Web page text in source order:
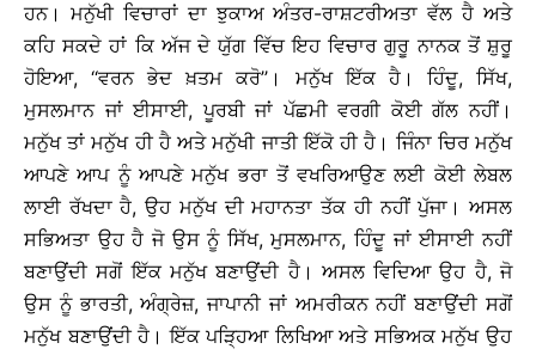
ਹਨ। ਮਨੁੱਖੀ ਵਿਚਾਰਾਂ ਦਾ ਝੁਕਾਅ ਅੰਤਰ-ਰਾਸ਼ਟਰੀਅਤਾ ਵੱਲ ਹੈ ਅਤੇ
ਕਹਿ ਸਕਦੇ ਹਾਂ ਕਿ ਅੱਜ ਦੇ ਯੁੱਗ ਵਿੱਚ ਇਹ ਵਿਚਾਰ ਗੁਰੂ ਨਾਨਕ ਤੋਂ ਸ਼ੁਰੂ
ਹੋਇਆ, ‘‘ਵਰਨ ਭੇਦ ਖ਼ਤਮ ਕਰੋ’’। ਮਨੁੱਖ ਇੱਕ ਹੈ। ਹਿੰਦੂ, ਸਿੱਖ,
ਮੁਸਲਮਾਨ ਜਾਂ ਈਸਾਈ, ਪੂਰਬੀ ਜਾਂ ਪੱਛਮੀ ਵਰਗੀ ਕੋਈ ਗੱਲ ਨਹੀਂ।
ਮਨੁੱਖ ਤਾਂ ਮਨੁੱਖ ਹੀ ਹੈ ਅਤੇ ਮਨੁੱਖੀ ਜਾਤੀ ਇੱਕੋ ਹੀ ਹੈ। ਜਿੰਨਾ ਚਿਰ ਮਨੁੱਖ
ਆਪਣੇ ਆਪ ਨੂੰ ਆਪਣੇ ਮਨੁੱਖ ਭਰਾ ਤੋਂ ਵਖਰਿਆਉਣ ਲਈ ਕੋਈ ਲੇਬਲ
ਲਾਈ ਰੱਖਦਾ ਹੈ, ਉਹ ਮਨੁੱਖ ਦੀ ਮਹਾਨਤਾ ਤੱਕ ਹੀ ਨਹੀਂ ਪੁੱਜਾ। ਅਸਲ
ਸਭਿਅਤਾ ਉਹ ਹੈ ਜੋ ਉਸ ਨੂੰ ਸਿੱਖ, ਮੁਸਲਮਾਨ, ਹਿੰਦੂ ਜਾਂ ਈਸਾਈ ਨਹੀਂ
ਬਣਾਉਂਦੀ ਸਗੋਂ ਇੱਕ ਮਨੁੱਖ ਬਣਾਉਂਦੀ ਹੈ। ਅਸਲ ਵਿਦਿਆ ਉਹ ਹੈ, ਜੋ
ਉਸ ਨੂੰ ਭਾਰਤੀ, ਅੰਗ੍ਰੇਜ਼, ਜਾਪਾਨੀ ਜਾਂ ਅਮਰੀਕਨ ਨਹੀਂ ਬਣਾਉਂਦੀ ਸਗੋਂ
ਮਨੁੱਖ ਬਣਾਉਂਦੀ ਹੈ। ਇੱਕ ਪੜ੍ਹਿਆ ਲਿਖਿਆ ਅਤੇ ਸਭਿਅਕ ਮਨੁੱਖ ਉਹ